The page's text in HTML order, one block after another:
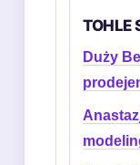
TOHLE
Duży